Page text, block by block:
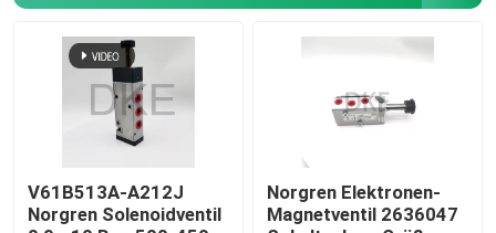
Bitte um ein Angebot
Pneumatische Rohrverbindungen
Pneumatische Schlaucharmaturen
V61B513A-A212J
Norgren Solenoidventil
Norgren Elektronen-
Magnetventil 2636047